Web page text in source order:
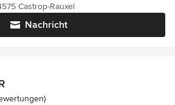
Nachricht
Castrop-Rauxel
5 von 5 Sternen